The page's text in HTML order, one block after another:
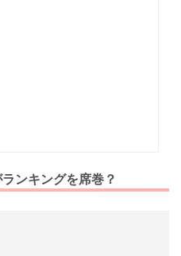
ンキングを席巻？